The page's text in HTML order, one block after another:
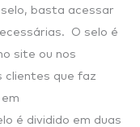
basta acessar
O selo é
site ou nos
clientes que faz
é dividido em duas